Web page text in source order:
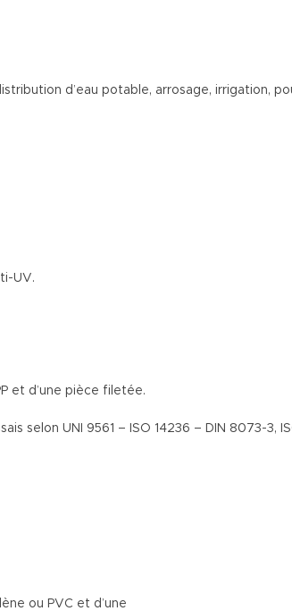
d’eau potable, arrosage, irrigation,
UV.
et d’une pièce filetée.
selon UNI 9561 – ISO 14236 – DIN 8073-3,
ou PVC et d’une